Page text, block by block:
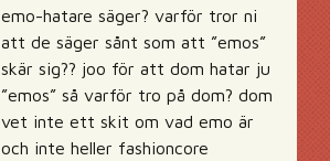
emo-hatare säger? varför tror ni
att de säger sånt som att ”emos”
skär sig?? joo för att dom hatar ju
”emos” så varför tro på dom? dom
vet inte ett skit om vad emo är
och inte heller fashioncore